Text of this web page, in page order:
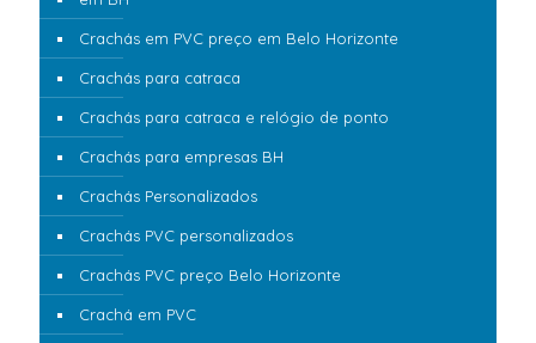
Crachás em PVC preço em Belo Horizonte
Crachás para catraca
Crachás para catraca e relógio de ponto
Crachás para empresas BH
Crachás Personalizados
Crachás PVC personalizados
Crachás PVC preço Belo Horizonte
Crachá em PVC